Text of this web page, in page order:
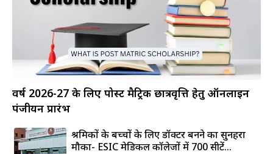
वर्ष 2026-27 के लिए पोस्ट मैट्रिक छात्रवृत्ति हेतु ऑनलाइन
पंजीयन प्रारंभ
श्रमिकों के बच्चों के लिए डॉक्टर बनने का सुनहरा
मौका- ESIC मेडिकल कॉलेजों में 700 सीटें...